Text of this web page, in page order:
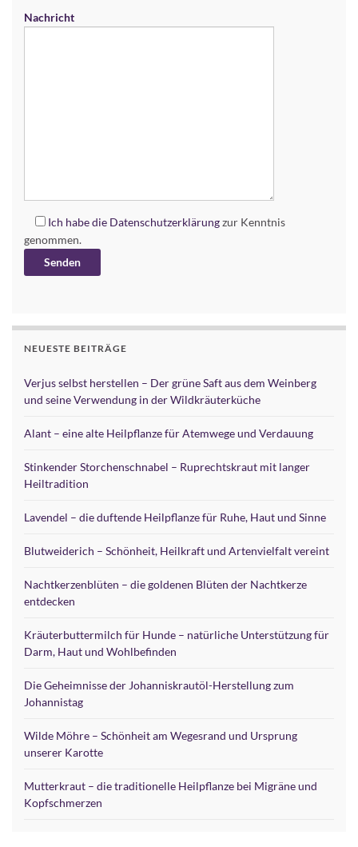
Nachricht
Ich habe die Datenschutzerklärungzur Kenntnis
genommen.
NEUESTE BEITRÄGE
Verjus selbst herstellen – Der grüne Saft aus dem Weinberg
und seine Verwendung in der Wildkräuterküche
Alant – eine alte Heilpflanze für Atemwege und Verdauung
Stinkender Storchenschnabel – Ruprechtskraut mit langer
Heiltradition
Lavendel – die duftende Heilpflanze für Ruhe, Haut und Sinne
Blutweiderich – Schönheit, Heilkraft und Artenvielfalt vereint
Nachtkerzenblüten – die goldenen Blüten der Nachtkerze
entdecken
Kräuterbuttermilch für Hunde – natürliche Unterstützung für
Darm, Haut und Wohlbefinden
Die Geheimnisse der Johanniskrautöl-Herstellung zum
Johannistag
Wilde Möhre – Schönheit am Wegesrand und Ursprung
unserer Karotte
Mutterkraut – die traditionelle Heilpflanze bei Migräne und
Kopfschmerzen